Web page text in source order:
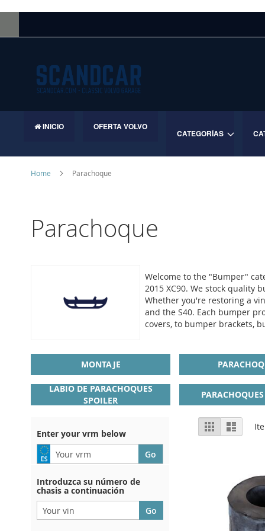
to
INICIO OFERTA VOLVO
CATEGORÍAS
Home Parachoque
Parachoque
Welcome to the "Bumper"
2015 XC90. We stock quality
Whether you're restoring a
and the S40. Each bumper
covers, to bumper brackets,
MONTAJE
LABIO DE PARACHOQUES
SPOILER
View
as
Grid List
Enter your vrm below
Introduzca su número de
chasis a continuación